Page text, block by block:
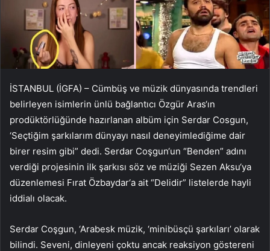
İSTANBUL (İGFA) – Cümbüş ve müzik dünyasında trendleri
belirleyen isimlerin ünlü bağlantıcı Özgür Aras‘ın
prodüktörlüğünde hazırlanan albüm için Serdar Cosgun,
‘Seçtiğim şarkılarım dünyayı nasıl deneyimlediğime dair
birer resim gibi” dedi. Serdar Coşgun‘un “Benden” adını
verdiği projesinin ilk şarkısı söz ve müziği Sezen Aksu‘ya
düzenlemesi Fırat Özbaydar‘a ait “Delidir” listelerde hayli
iddialı olacak.
Serdar Coşgun, ‘Arabesk müzik, ‘minibüsçü şarkıları’ olarak
bilindi. Seveni, dinleyeni çoktu ancak reaksiyon göstereni